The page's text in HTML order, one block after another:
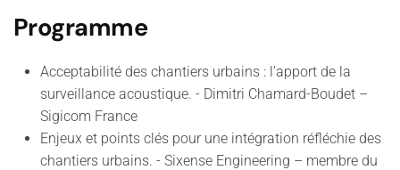
Programme
Acceptabilité des chantiers urbains : l’apport de la
surveillance acoustique. - Dimitri Chamard-Boudet –
Sigicom France
Enjeux et points clés pour une intégration réfléchie des
chantiers urbains. - Sixense Engineering – membre du